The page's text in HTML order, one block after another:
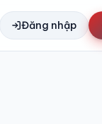
Đăng nhập